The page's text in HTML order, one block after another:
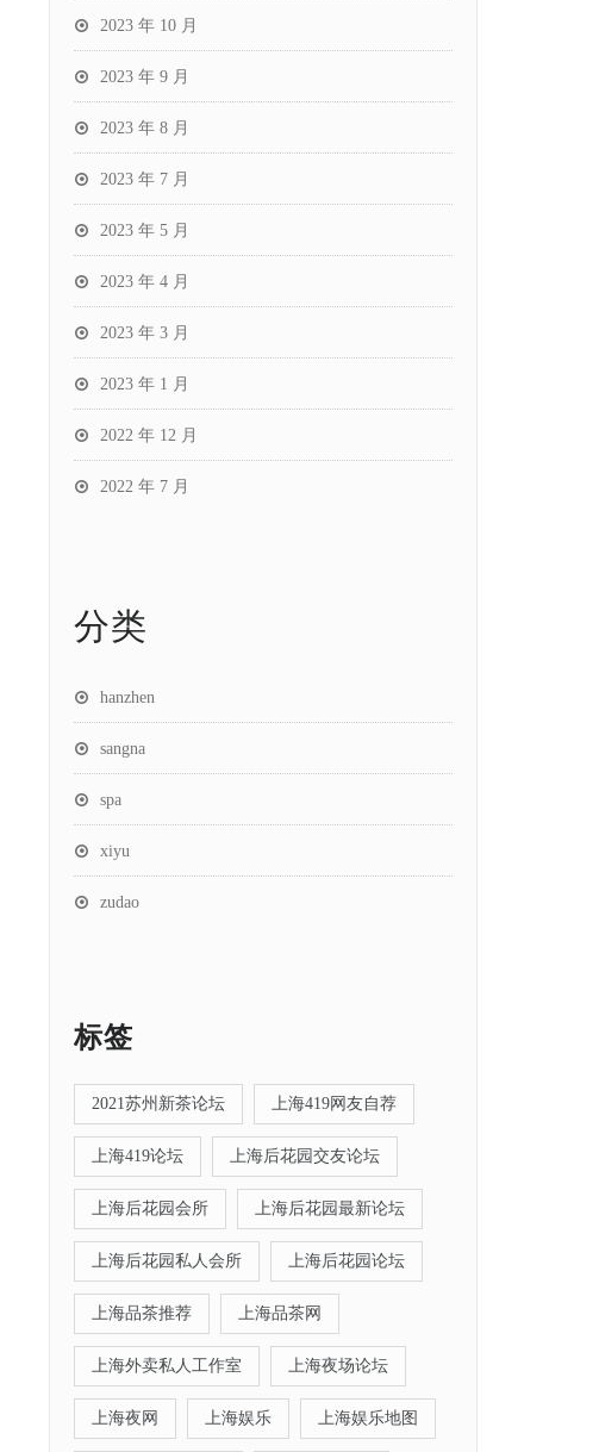
2023 年 10 月
2023 年 9 月
2023 年 8 月
2023 年 7 月
2023 年 5 月
2023 年 4 月
2023 年 3 月
2023 年 1 月
2022 年 12 月
2022 年 7 月
分类
hanzhen
sangna
spa
xiyu
zudao
标签
2021苏州新茶论坛 上海419网友自荐
上海419论坛 上海后花园交友论坛
上海后花园会所 上海后花园最新论坛
上海后花园私人会所 上海后花园论坛
上海品茶推荐 上海品茶网
上海外卖私人工作室 上海夜场论坛
上海夜网 上海娱乐 上海娱乐地图